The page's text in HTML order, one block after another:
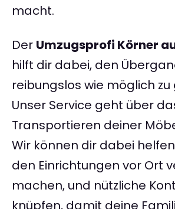
macht.
Der Umzugsprofi Körner
hilft dir dabei, den
reibungslos wie möglich
Unser Service geht über
Transportieren deiner
Wir können dir dabei
den Einrichtungen vor Ort
machen, und nützliche